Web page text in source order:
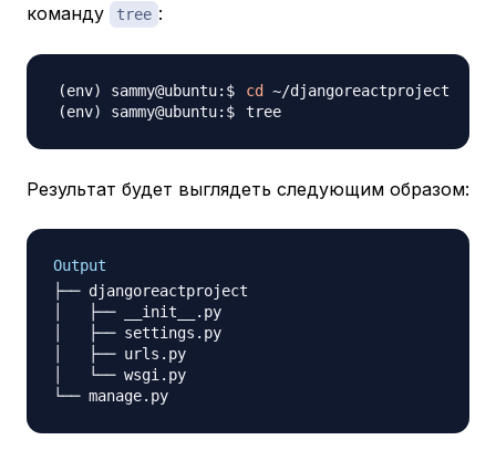
команду
tree :
cd
Результат будет выглядеть следующим образом:
Output
├── djangoreactproject
│   ├── __init__.py
│   ├── settings.py
│   ├── urls.py
│   └── wsgi.py